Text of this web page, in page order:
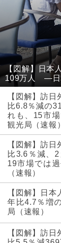
【図解】日本
109万人 ―日
【図解】訪
比6.8％減の
れも、15市
観光局（速報）
【図解】訪
比3.6％減、
19市場では
（速報）
【図解】日
年比4.7％増
局（速報）
【図解】訪